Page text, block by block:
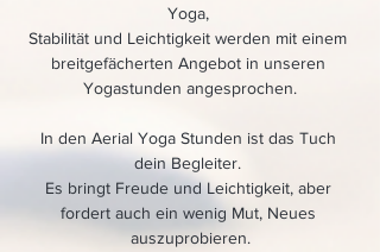
Yoga,
Stabilität und Leichtigkeit werden mit einem
breitgefächerten Angebot in unseren
Yogastunden angesprochen.
In den Aerial Yoga Stunden ist das Tuch
dein Begleiter.
Es bringt Freude und Leichtigkeit, aber
fordert auch ein wenig Mut, Neues
auszuprobieren.